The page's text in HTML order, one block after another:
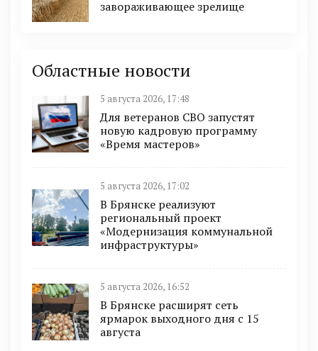
завораживающее зрелище
Областные новости
5 августа 2026, 17:48
Для ветеранов СВО запустят
новую кадровую программу
«Время мастеров»
5 августа 2026, 17:02
В Брянске реализуют
региональный проект
«Модернизация коммунальной
инфраструктуры»
5 августа 2026, 16:52
В Брянске расширят сеть
ярмарок выходного дня с 15
августа